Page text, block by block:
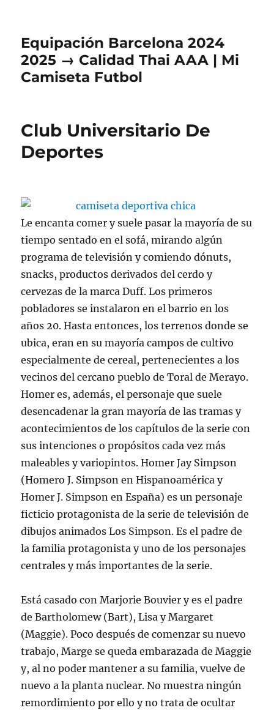
Equipación Barcelona 2024
2025 → Calidad Thai AAA | Mi
Camiseta Futbol
Club Universitario De
Deportes
Le encanta comer y suele pasar la mayoría de su
tiempo sentado en el sofá, mirando algún
programa de televisión y comiendo dónuts,
snacks, productos derivados del cerdo y
cervezas de la marca Duff. Los primeros
pobladores se instalaron en el barrio en los
años 20. Hasta entonces, los terrenos donde se
ubica, eran en su mayoría campos de cultivo
especialmente de cereal, pertenecientes a los
vecinos del cercano pueblo de Toral de Merayo.
Homer es, además, el personaje que suele
desencadenar la gran mayoría de las tramas y
acontecimientos de los capítulos de la serie con
sus intenciones o propósitos cada vez más
maleables y variopintos. Homer Jay Simpson
(Homero J. Simpson en Hispanoamérica y
Homer J. Simpson en España) es un personaje
ficticio protagonista de la serie de televisión de
dibujos animados Los Simpson. Es el padre de
la familia protagonista y uno de los personajes
centrales y más importantes de la serie.
Está casado con Marjorie Bouvier y es el padre
de Bartholomew (Bart), Lisa y Margaret
(Maggie). Poco después de comenzar su nuevo
trabajo, Marge se queda embarazada de Maggie
y, al no poder mantener a su familia, vuelve de
nuevo a la planta nuclear. No muestra ningún
remordimiento por ello y no trata de ocultar